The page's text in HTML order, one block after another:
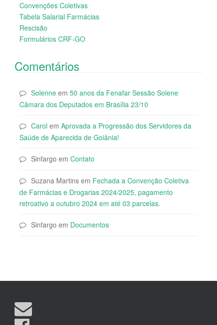
Convenções Coletivas
Tabela Salarial Farmácias
Rescisão
Formulários CRF-GO
Comentários
Solenne em 50 anos da Fenafar Sessão Solene
Câmara dos Deputados em Brasília 23/10
Carol em Aprovada a Progressão dos Servidores da
Saúde de Aparecida de Goiânia!
Sinfargo em Contato
Suzana Martins em Fechada a Convenção Coletiva
de Farmácias e Drogarias 2024/2025, pagamento
retroativo a outubro 2024 em até 03 parcelas.
Sinfargo em Documentos